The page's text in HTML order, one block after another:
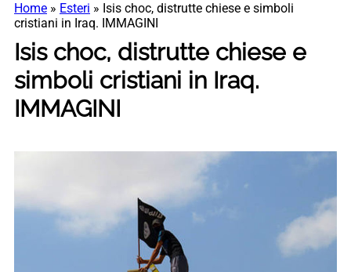
Home » Esteri » Isis choc, distrutte chiese e simboli
cristiani in Iraq. IMMAGINI
Isis choc, distrutte chiese e
simboli cristiani in Iraq.
IMMAGINI